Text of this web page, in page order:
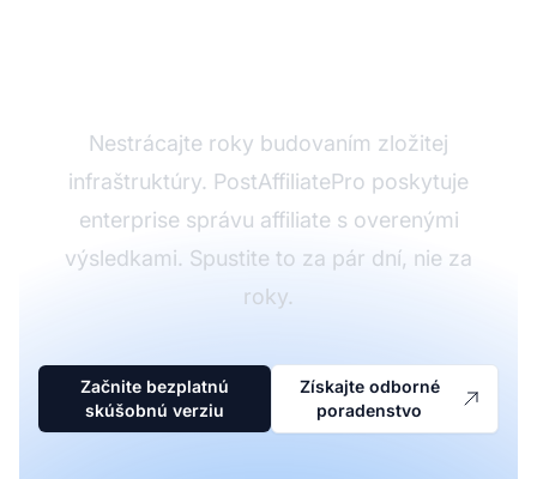
Nestrácajte roky budovaním zložitej
infraštruktúry. PostAffiliatePro poskytuje
enterprise správu affiliate s overenými
výsledkami. Spustite to za pár dní, nie za
roky.
Začnite bezplatnú
skúšobnú verziu
Získajte odborné
poradenstvo